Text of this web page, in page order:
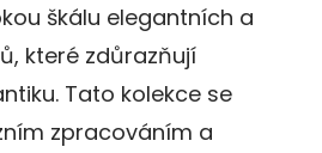
škálu elegantních a
které zdůrazňují
Tato kolekce se
zpracováním a